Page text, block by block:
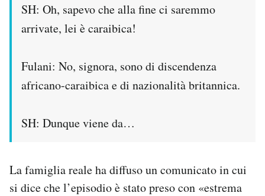
SH: Oh, sapevo che alla fine ci saremmo
arrivate, lei è caraibica!
Fulani: No, signora, sono di discendenza
africano-caraibica e di nazionalità britannica.
SH: Dunque viene da…
La famiglia reale ha diffuso un comunicato in cui
si dice che l’episodio è stato preso con «estrema